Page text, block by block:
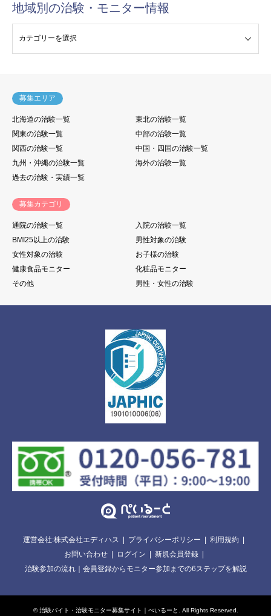
地域別の治験・モニター情報
募集エリア
北海道の治験一覧
東北の治験一覧
関東の治験一覧
中部の治験一覧
関西の治験一覧
中国・四国の治験一覧
九州・沖縄の治験一覧
海外の治験一覧
過去の治験・実績一覧
募集カテゴリ
通院の治験一覧
入院の治験一覧
BMI25以上の治験
男性対象の治験
女性対象の治験
お子様の治験
健康食品モニター
化粧品モニター
その他
男性・女性の治験
運営会社:株式会社エディハス プライバシーポリシー
利用規約
お問い合わせ
ログイン
新規会員登録
治験参加の流れ｜会員登録からモニター参加までの6ステップを解説
©治験バイト・治験モニター募集サイト｜ぺいるーと . All Rights Reserved.